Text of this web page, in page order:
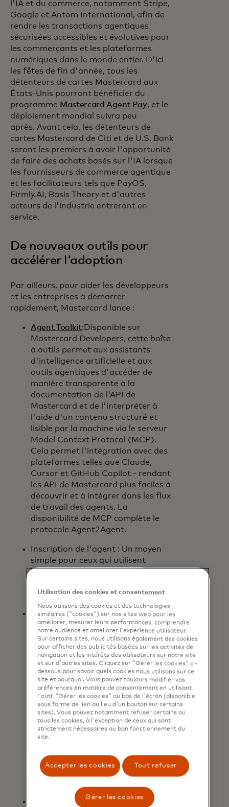
l'IA et du commerce, notamment Stripe,
Google et Antom International, afin de
rendre les transactions agentiques
sécurisées accessibles et évolutives pour
les commerçants et les plateformes
numériques dans le monde entier. D'ici
les fêtes de fin d'année, tous les
détenteurs de cartes Mastercard aux
États-Unis pourront bénéficier du
programme Mastercard Agent Pay, et le
déploiement mondial suivra peu
après. Avant cela, les détenteurs de
cartes Mastercard de Citi et de U.S. Bank
seront les premiers à avoir l'opportunité
de faire des achats basés sur l'IA lorsque
les fournisseurs de commerce agentique
et les facilitateurs tels que PayOS,
Firmly.AI, Basis Theory et d'autres
acteurs de l'industrie entreront en
service.
De nouveaux outils pour
accélérer l'adoption
Par ailleurs, pour aider les développeurs
et les entreprises à démarrer
rapidement, Mastercard lance :
Agent Toolkit:Disponible sur
Mastercard Developers, cette boîte
à outils permet aux assistants
d'intelligence artificielle et aux
outils agentiques d'accéder de
manière transparente à la
documentation de l'API de
Mastercard et de l'interpréter à
l'aide d'un contenu structuré et
lisible par la machine via le serveur
Model Context Protocol (MCP).
Cela permet l'intégration avec des
plateformes telles que Claude,
Cursor et GitHub Copilot - rendant
les API de Mastercard plus faciles à
découvrir et à intégrer dans les flux
de travail des agents. La
disponibilité de MCP complète le
protocole Agent2Agent.
Inscription de l'agent : Un moyen
simple pour ceux qui utilisent
l'Agent Toolkit d'identifier leurs
services Mastercard basés sur l'IA.
Jetons Insight : Une manière
sécurisée et gouvernée pour les
agents d'accéder et d'appliquer les
informations autorisées de
Mastercard. Au fur et à mesure que
le commerce agentique se
développe, les jetons Insight
permettront aux consommateurs
de recevoir, avec leur consentement,
des expériences et des informations
plus personnalisées et plus utiles.
Les jetons Insight sont construits
est déjà supportée par des
partenaires B2B tels que SAP
Services de conseil d'Agentic : Des
Utilisation des cookies et consentement
Nous utilisons des cookies et des technologies
similaires ("cookies") sur nos sites web pour les
améliorer, mesurer leurs performances, comprendre
notre audience et améliorer l'expérience utilisateur.
Sur certains sites, nous utilisons également des cookies
pour afficher des publicités basées sur les activités de
navigation et les intérêts des utilisateurs sur notre site
et sur d'autres sites. Cliquez sur "Gérer les cookies" ci-
dessous pour savoir quels cookies nous utilisons sur ce
site et pourquoi. Vous pouvez toujours modifier vos
préférences en matière de consentement en utilisant
l'outil "Gérer les cookies" au bas de l'écran (disponible
sous forme de lien au lieu d'un bouton sur certains
sites). Vous pouvez notamment refuser certains ou
tous les cookies, à l'exception de ceux qui sont
strictement nécessaires au bon fonctionnement du
site.
Accepter les cookies Tout refuser
Gérer les cookies